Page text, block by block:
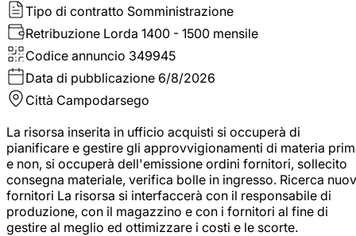
Tipo di contratto Somministrazione
Retribuzione Lorda 1400 - 1500 mensile
Codice annuncio 349945
Data di pubblicazione 6/8/2026
Città Campodarsego
La risorsa inserita in ufficio acquisti si occuperà di
pianificare e gestire gli approvvigionamenti di materia
e non, si occuperà dell'emissione ordini fornitori, sollecito
consegna materiale, verifica bolle in ingresso. Ricerca
fornitori La risorsa si interfaccerà con il responsabile di
produzione, con il magazzino e con i fornitori al fine di
gestire al meglio ed ottimizzare i costi e le scorte.